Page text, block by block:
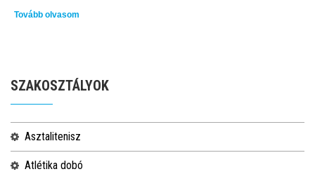
Tovább olvasom
SZAKOSZTÁLYOK
asztalitenisz
atlétika dobó